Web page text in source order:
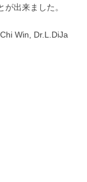
出来ました。
Win, Dr.L.DiJa